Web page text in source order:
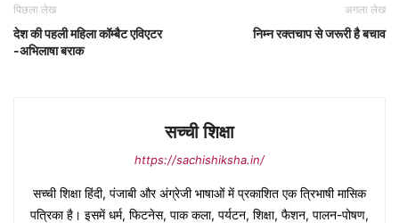
पिछला लेख
देश की पहली महिला कॉम्बैट एविएटर
-अभिलाषा बराक
अगला लेख
निम्न रक्तचाप से जरूरी है बचाव
सच्ची शिक्षा
https://sachishiksha.in/
सच्ची शिक्षा हिंदी, पंजाबी और अंग्रेजी भाषाओं में प्रकाशित एक त्रिभाषी मासिक
पत्रिका है। इसमें धर्म, फिटनेस, पाक कला, पर्यटन, शिक्षा, फैशन, पालन-पोषण,